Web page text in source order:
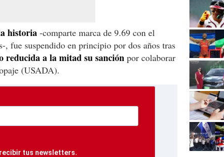
historia -comparte marca de 9.69 con el
, fue suspendido en principio por dos años tras
reducida a la mitad su sanción por colaborar
(USADA).
tus newsletters.